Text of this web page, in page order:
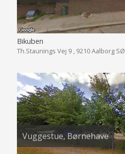
Bikuben
Th.Staunings Vej 9 , 9210 Aalborg SØ
Vuggestue, Børnehave